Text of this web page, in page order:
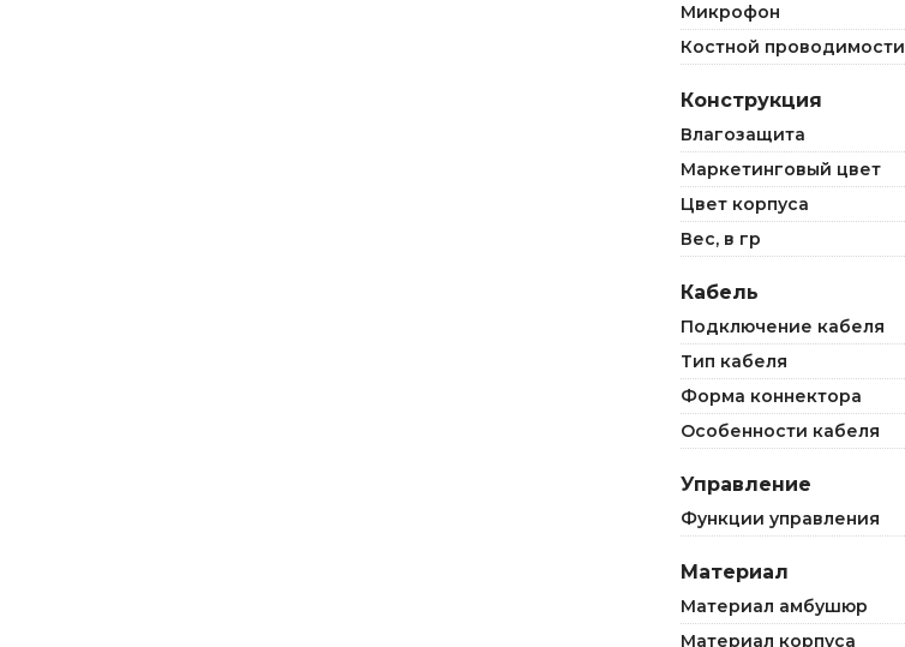
Микрофон
Костной проводимости
Конструкция
Влагозащита
Маркетинговый цвет
Цвет корпуса
Вес, в гр
Кабель
Подключение кабеля
Тип кабеля
Форма коннектора
Особенности кабеля
Управление
Функции управления
Материал
Материал амбушюр
Материал корпуса